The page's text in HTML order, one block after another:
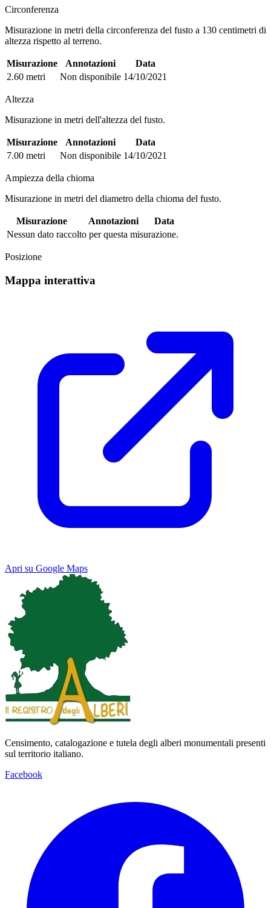
Circonferenza
Misurazione in metri della circonferenza del fusto a 130 centimetri di
altezza rispetto al terreno.
Misurazione Annotazioni
Data
2.60 metri
Non disponibile 14/10/2021
Altezza
Misurazione in metri dell'altezza del fusto.
Misurazione Annotazioni
Data
7.00 metri
Non disponibile 14/10/2021
Ampiezza della chioma
Misurazione in metri del diametro della chioma del fusto.
Misurazione Annotazioni
Data
Nessun dato raccolto per questa misurazione.
Posizione
Mappa interattiva
Apri su Google Maps
Map Satellite
Keyboard shortcuts
Censimento, catalogazione e tutela degli alberi monumentali presenti
sul territorio italiano.
Facebook